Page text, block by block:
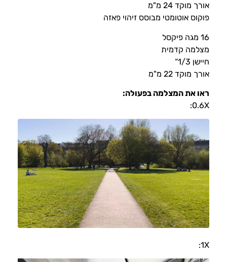
אורך מוקד 24 מ"מ
פוקוס אוטומטי מבוסס זיהוי פאזה
16 מגה פיקסל
מצלמה קדמית
חיישן 1/3“
אורך מוקד 22 מ"מ
ראו את המצלמה בפעולה:
0.6X:
1X: